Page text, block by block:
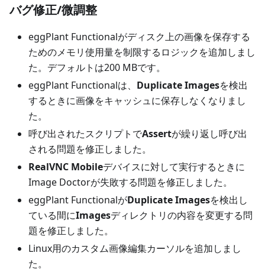
バグ修正/微調整
eggPlant Functionalがディスク上の画像を保存する
ためのメモリ使用量を制限するロジックを追加しまし
た。デフォルトは200 MBです。
eggPlant Functionalは、 Duplicate Imagesを検出
するときに画像をキャッシュに保存しなくなりまし
た。
呼び出されたスクリプトでAssertが繰り返し呼び出
される問題を修正しました。
RealVNC Mobileデバイスに対して実行するときに
Image Doctorが失敗する問題を修正しました。
eggPlant FunctionalがDuplicate Imagesを検出し
ている間にImagesディレクトリの内容を変更する問
題を修正しました。
Linux用のカスタム画像編集カーソルを追加しまし
た。